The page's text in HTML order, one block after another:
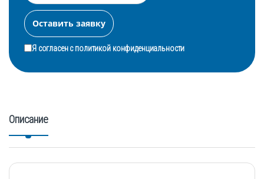
Я согласен сполитикой конфиденциальности
Описание